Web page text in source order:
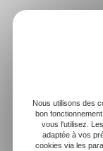
Nous utilisons des
bon
vous l'utilisez.
adaptée à vos
cookies via les